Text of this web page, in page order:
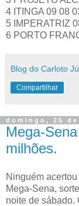
4 ITINGA 09 08
5 IMPERATRIZ
6 PORTO
Blog do Carloto
Compartilhar
domingo, 25
Mega-
milhões.
Ninguém
Mega-Sena,
noite de sábado.